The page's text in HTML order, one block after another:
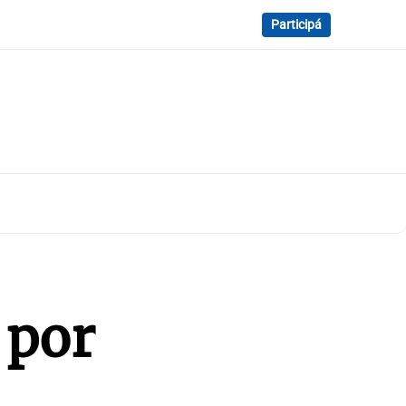
Participá